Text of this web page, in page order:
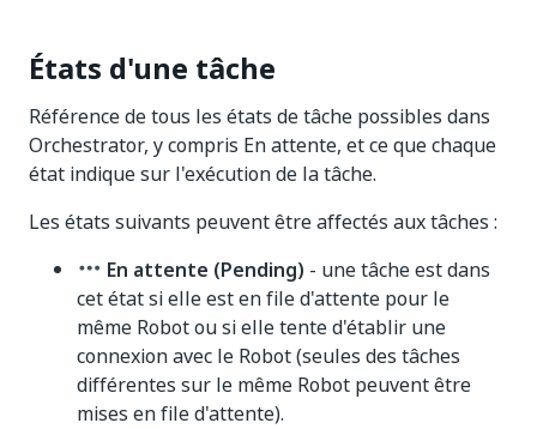
États d'une tâche
Référence de tous les états de tâche possibles dans
Orchestrator, y compris En attente, et ce que chaque
état indique sur l'exécution de la tâche.
Les états suivants peuvent être affectés aux tâches :
En attente (Pending) - une tâche est dans
cet état si elle est en file d'attente pour le
même Robot ou si elle tente d'établir une
connexion avec le Robot (seules des tâches
différentes sur le même Robot peuvent être
mises en file d'attente).